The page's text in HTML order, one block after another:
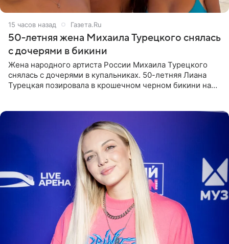
15 часов назад Газета.Ru
50-летняя жена Михаила Турецкого снялась
с дочерями в бикини
Жена народного артиста России Михаила Турецкого
снялась с дочерями в купальниках. 50-летняя Лиана
Турецкая позировала в крошечном черном бикини на